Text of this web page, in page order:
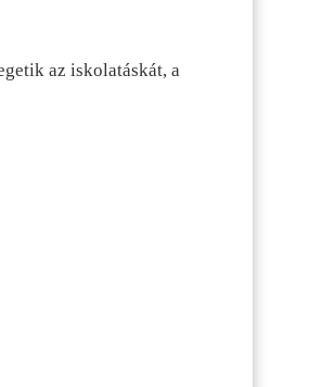
az iskolatáskát, a